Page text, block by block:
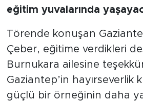
eğitim yuvalarında
Törende konuşan
Çeber, eğitime verdikleri
Burnukara ailesine
Gaziantep’in hayırseverlik
güçlü bir örneğinin daha